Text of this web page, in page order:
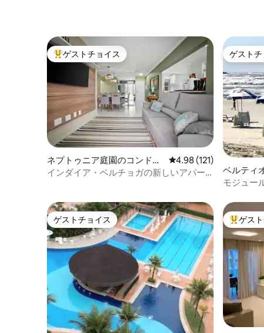
大好評のゲストチョイスです。
ゲストチョイス
ネプトゥニア庭園のコンドミ
ニアム
レビュー121件、5つ星
4.98 (121)
インダイア・ベルチョガの新しいアパー
ゲスト
ゲストチ
ベルティ
ム
モジュー
ゲストチョイス
ゲストチョイス 大好評
ゲス